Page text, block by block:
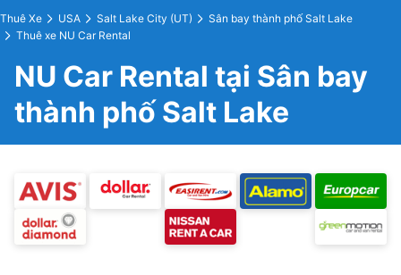
Thuê Xe USA Salt Lake City (UT)
Sân bay thành phố Salt Lake
Thuê xe NU Car Rental
NU Car Rental tại Sân bay
thành phố Salt Lake